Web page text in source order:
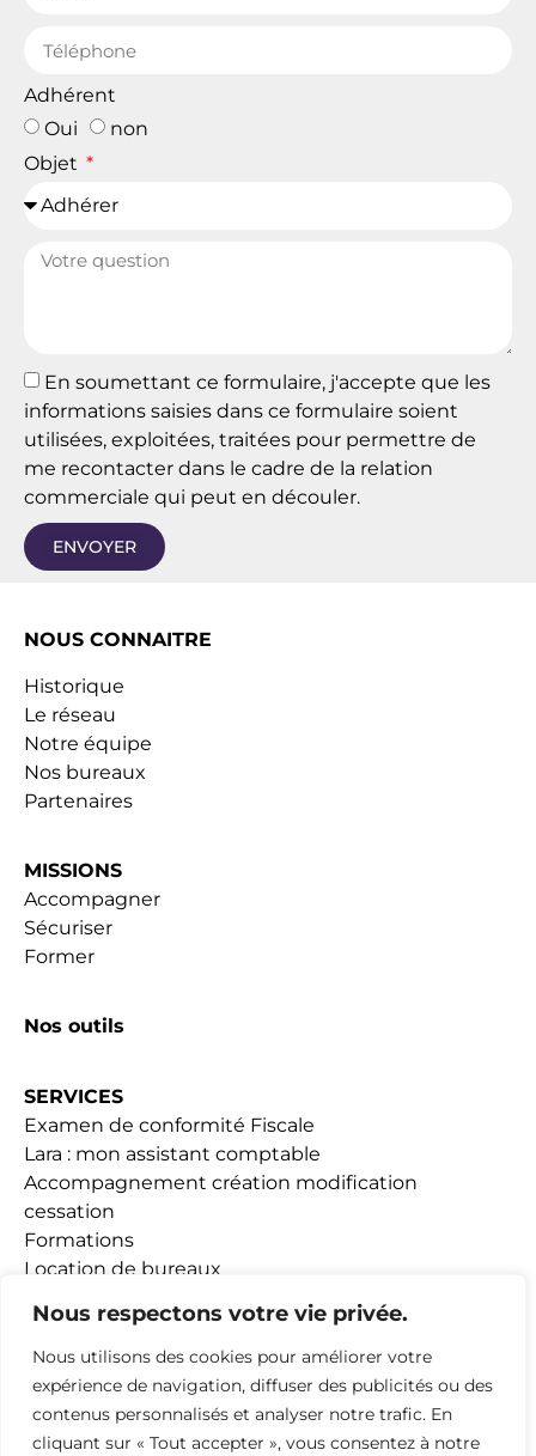
Nous respectons votre vie privée.
Nous utilisons des cookies pour améliorer votre
expérience de navigation, diffuser des publicités ou des
contenus personnalisés et analyser notre trafic. En
cliquant sur « Tout accepter », vous consentez à notre
Adhérent
Oui
non
Objet
En soumettant ce formulaire, j'accepte que les
informations saisies dans ce formulaire soient
utilisées, exploitées, traitées pour permettre de
me recontacter dans le cadre de la relation
commerciale qui peut en découler.
ENVOYER
NOUS CONNAITRE
Historique
Le réseau
Notre équipe
Nos bureaux
Partenaires
MISSIONS
Accompagner
Sécuriser
Former
Nos outils
SERVICES
Examen de conformité Fiscale
Lara : mon assistant comptable
Accompagnement création modification
cessation
Formations
Location de bureaux
ACTUALITÉS
ADHESION